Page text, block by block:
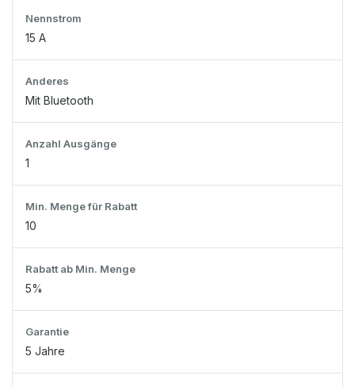
Nennstrom
15 A
Anderes
Mit Bluetooth
Anzahl Ausgänge
1
Min. Menge für Rabatt
10
Rabatt ab Min. Menge
5%
Garantie
5 Jahre